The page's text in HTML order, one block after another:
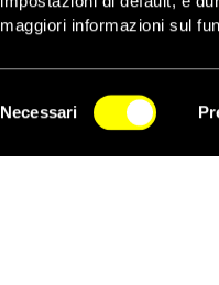
maggiori informazioni sul
del
Necessari
I suoi familiari
tutto il periodo post-
La storia di Narges
Ahmadreza Djalali
Nasrin Sotoudeh